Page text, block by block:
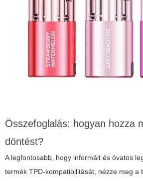
Összefoglalás: hogyan hozza
döntést?
A legfontosabb, hogy informált és óvatos
termék TPD-kompatibilitását, nézze meg a